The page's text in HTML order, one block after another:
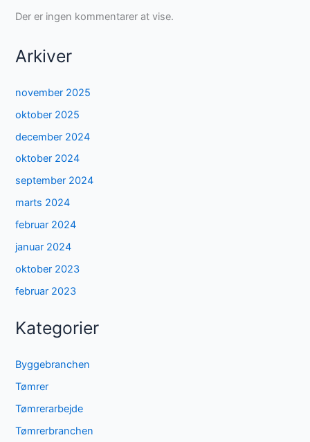
Der er ingen kommentarer at vise.
Arkiver
november 2025
oktober 2025
december 2024
oktober 2024
september 2024
marts 2024
februar 2024
januar 2024
oktober 2023
februar 2023
Kategorier
Byggebranchen
Tømrer
Tømrerarbejde
Tømrerbranchen